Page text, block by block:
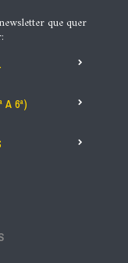
que quer
A 6ª)